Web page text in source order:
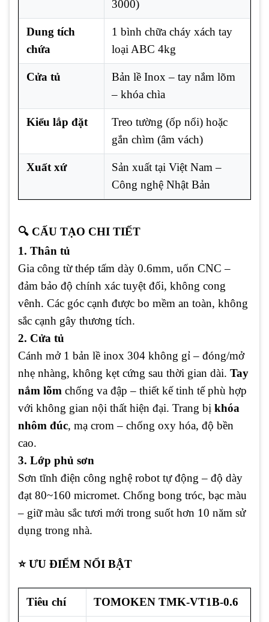
3000)
Dung tích
chứa
1 bình chữa cháy xách tay
loại ABC 4kg
Cửa tủ
Bản lề Inox – tay nắm lõm
– khóa chìa
Kiểu lắp đặt
Treo tường (ốp nổi) hoặc
gắn chìm (âm vách)
Xuất xứ
Sản xuất tại Việt Nam –
Công nghệ Nhật Bản
🔍 CẤU TẠO CHI TIẾT
1. Thân tủ
Gia công từ thép tấm dày 0.6mm, uốn CNC –
đảm bảo độ chính xác tuyệt đối, không cong
vênh. Các góc cạnh được bo mềm an toàn, không
sắc cạnh gây thương tích.
2. Cửa tủ
Cánh mở 1 bản lề inox 304 không gỉ – đóng/mở
nhẹ nhàng, không kẹt cứng sau thời gian dài. Tay
nắm lõm chống va đập – thiết kế tinh tế phù hợp
với không gian nội thất hiện đại. Trang bị khóa
nhôm đúc, mạ crom – chống oxy hóa, độ bền
cao.
3. Lớp phủ sơn
Sơn tĩnh điện công nghệ robot tự động – độ dày
đạt 80~160 micromet. Chống bong tróc, bạc màu
– giữ màu sắc tươi mới trong suốt hơn 10 năm sử
dụng trong nhà.
⭐ ƯU ĐIỂM NỔI BẬT
Tiêu chí TOMOKEN TMK-VT1B-0.6